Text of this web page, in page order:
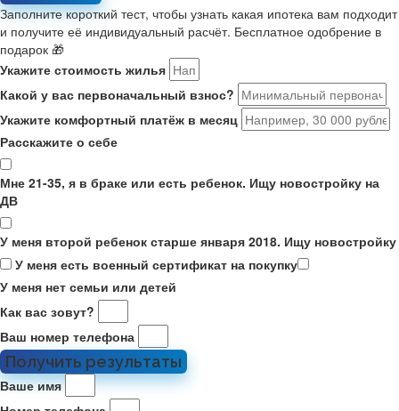
Заполните короткий тест, чтобы узнать какая ипотека вам подходит
и получите её индивидуальный расчёт. Бесплатное одобрение в
подарок 🎁
Укажите стоимость жилья
Какой у вас первоначальный взнос?
Укажите комфортный платёж в месяц
Расскажите о себе
Мне 21-35, я в браке или есть ребенок. Ищу новостройку на
ДВ
У меня второй ребенок старше января 2018. Ищу новостройку
У меня есть военный сертификат на покупку
У меня нет семьи или детей
Как вас зовут?
Ваш номер телефона
Получить результаты
Ваше имя